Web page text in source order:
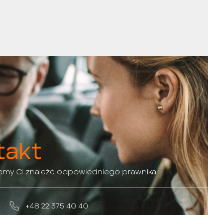
Ci znaleźć odpowiedniego prawnika.
+48 22 375 40 40